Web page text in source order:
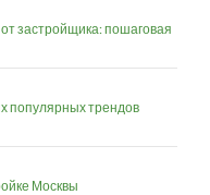
застройщика: пошаговая
популярных трендов
Москвы